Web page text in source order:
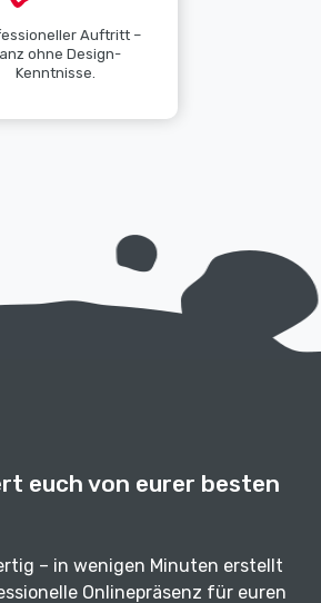
Auftritt –
ohne Design-
Kenntnisse.
euch von eurer besten
– in wenigen Minuten erstellt
Onlinepräsenz für euren